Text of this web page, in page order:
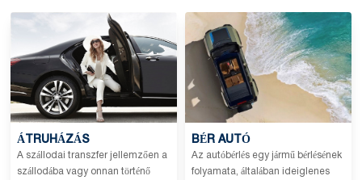
ÁTRUHÁZÁS
A szállodai transzfer jellemzően a
szállodába vagy onnan történő
BÉR AUTÓ
Az autóbérlés egy jármű bérlésének
folyamata, általában ideiglenes